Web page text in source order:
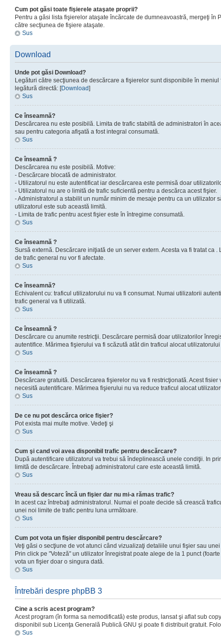
Cum pot găsi toate fişierele ataşate proprii?
Pentru a găsi lista fişierelor ataşate încărcate de dumneavoastră, mergeţi în
către secţiunea de fişiere ataşate.
Sus
Download
Unde pot găsi Download?
Legături către secţiunea de descărcare a fişierelor sunt disponibile în
legătură directă: [Download]
Sus
Ce înseamnă?
Descărcarea nu este posibilă. Limita de trafic stabiltă de administratori în
sau pentru categoria afişată a fost integral consumată.
Sus
Ce înseamnă ?
Descărcarea nu este posibilă. Motive:
- Descărcare blocată de administrator.
- Utilizatorul nu este autentificat iar descărcarea este permisă doar
- Utilizatorul nu are o limită de trafic suficientă pentru a descărca acest fişier.
- Administratorul a stabilit un număr minim de mesaje pentru ca un utilizator
utilizatorul este sub această limită.
- Limita de trafic pentru acest fişier este în întregime consumată.
Sus
Ce înseamnă ?
Sursă externă. Descărcare iniţiată de un server extern. Acesta va fi tratat ca
de trafic general nu vor fi afectate.
Sus
Ce înseamnă?
Echivalent cu: traficul utilizatorului nu va fi consumat. Numai utilizatorii
trafic general va fi utilizată.
Sus
Ce înseamnă ?
Descărcare cu anumite restricţii. Descărcare permisă doar utilizatorilor
autentifice. Mărimea fişierului va fi scăzută atât din traficul alocat
Sus
Ce înseamnă ?
Descărcare gratuită. Descărcarea fişierelor nu va fi restricţionată. Acest
necesită autentificare. Mărimea fişierului nu va reduce traficul alocat
Sus
De ce nu pot descărca orice fişier?
Pot exista mai multe motive. Vedeţi şi
Sus
Cum şi cand voi avea disponibil trafic pentru descărcare?
După autentificare utilizatorul va trebui să îndeplinească unele condiţii. In
limită de descărcare. Întrebaţi administratorul care este această limită.
Sus
Vreau să descarc încă un fişier dar nu mi-a rămas trafic?
In acest caz întrebaţi administratorul. Numai el poate decide să crească
unei noi limite de trafic pentru luna următoare.
Sus
Cum pot vota un fişier disponibil pentru descărcare?
Veţi găsi o secţiune de vot atunci când vizualizaţi detaliile unui fişier sau
Prin click pe "Voteză" un utilizator înregistrat poate alege de la 1 punct
vota un fişier doar o singura dată.
Sus
Întrebări despre phpBB 3
Cine a scris acest program?
Acest program (în forma sa nemodificată) este produs, lansat şi aflat sub
disponibil sub Licenţa Generală Publică GNU şi poate fi distribuit gratuit.
Sus